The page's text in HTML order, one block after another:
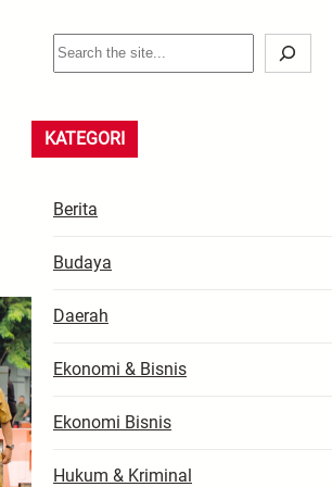
S
e
r
c
KATEGORI
Berita
Budaya
Daerah
Ekonomi & Bisnis
Ekonomi Bisnis
Hukum & Kriminal